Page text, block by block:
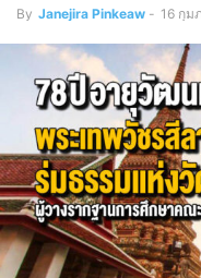
By Janejira Pinkeaw - 16 กุม